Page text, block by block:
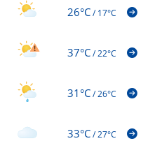
26°C/17°C
37°C/22°C
31°C/26°C
33°C/27°C